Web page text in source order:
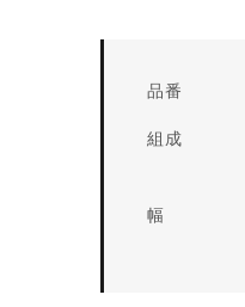
品番
組成
幅